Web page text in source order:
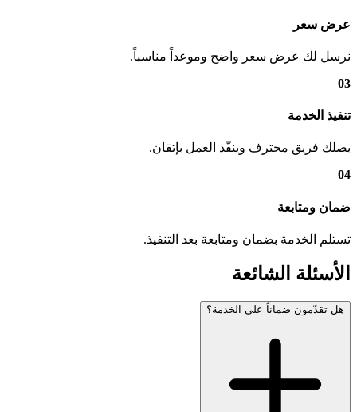
عرض سعر
نرسل لك عرض سعر واضح وموعداً مناسباً.
03
تنفيذ الخدمة
يصلك فريق محترف وينفّذ العمل بإتقان.
04
ضمان ومتابعة
تستلم الخدمة بضمان ومتابعة بعد التنفيذ.
الأسئلة الشائعة
هل تقدّمون ضماناً على الخدمة؟